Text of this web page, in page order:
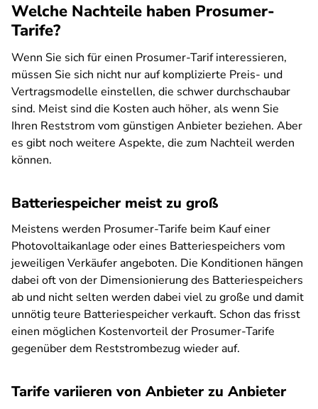
Welche Nachteile haben Prosumer-
Tarife?
Wenn Sie sich für einen Prosumer-Tarif interessieren,
müssen Sie sich nicht nur auf komplizierte Preis- und
Vertragsmodelle einstellen, die schwer durchschaubar
sind. Meist sind die Kosten auch höher, als wenn Sie
Ihren Reststrom vom günstigen Anbieter beziehen. Aber
es gibt noch weitere Aspekte, die zum Nachteil werden
können.
Batteriespeicher meist zu groß
Meistens werden Prosumer-Tarife beim Kauf einer
Photovoltaikanlage oder eines Batteriespeichers vom
jeweiligen Verkäufer angeboten. Die Konditionen hängen
dabei oft von der Dimensionierung des Batteriespeichers
ab und nicht selten werden dabei viel zu große und damit
unnötig teure Batteriespeicher verkauft. Schon das frisst
einen möglichen Kostenvorteil der Prosumer-Tarife
gegenüber dem Reststrombezug wieder auf.
Tarife variieren von Anbieter zu Anbieter